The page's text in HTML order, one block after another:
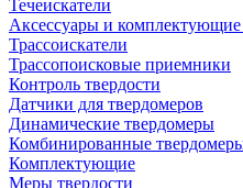
Течеискатели
Аксессуары и комплектующие
Трассоискатели
Трассопоисковые приемники
Контроль твердости
Датчики для твердомеров
Динамические твердомеры
Комбинированные
Комплектующие
Меры твердости